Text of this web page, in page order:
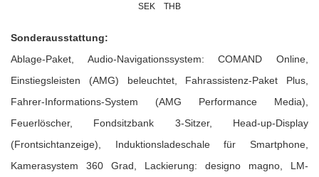
SEK
THB
Sonderausstattung:
Ablage-Paket, Audio-Navigationssystem: COMAND Online,
Einstiegsleisten (AMG) beleuchtet, Fahrassistenz-Paket Plus,
Fahrer-Informations-System (AMG Performance Media),
Feuerlöscher, Fondsitzbank 3-Sitzer, Head-up-Display
(Frontsichtanzeige), Induktionsladeschale für Smartphone,
Kamerasystem 360 Grad, Lackierung: designo magno, LM-